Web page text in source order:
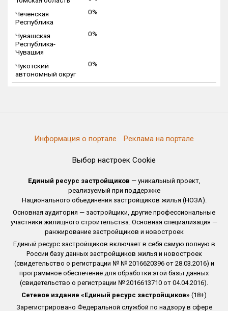
Чеченская
Республика
0%
Чувашская
Республика-
Чувашия
0%
Чукотский
автономный округ
0%
Информация о портале Реклама на портале
Выбор настроек Cookie
Единый ресурс застройщиков — уникальный проект,
реализуемый при поддержке
Национального объединения застройщиков жилья (НОЗА).
Основная аудитория — застройщики, другие профессиональные
участники жилищного строительства. Основная специализация —
ранжирование застройщиков и новостроек
Единый ресурс застройщиков включает в себя самую полную в
России базу данных застройщиков жилья и новостроек
(свидетельство о регистрации № № 2016620396 от 28.03.2016) и
программное обеспечение для обработки этой базы данных
(свидетельство о регистрации № 2016613710 от 04.04.2016).
Сетевое издание «Единый ресурс застройщиков» (18+)
Зарегистрировано Федеральной службой по надзору в сфере